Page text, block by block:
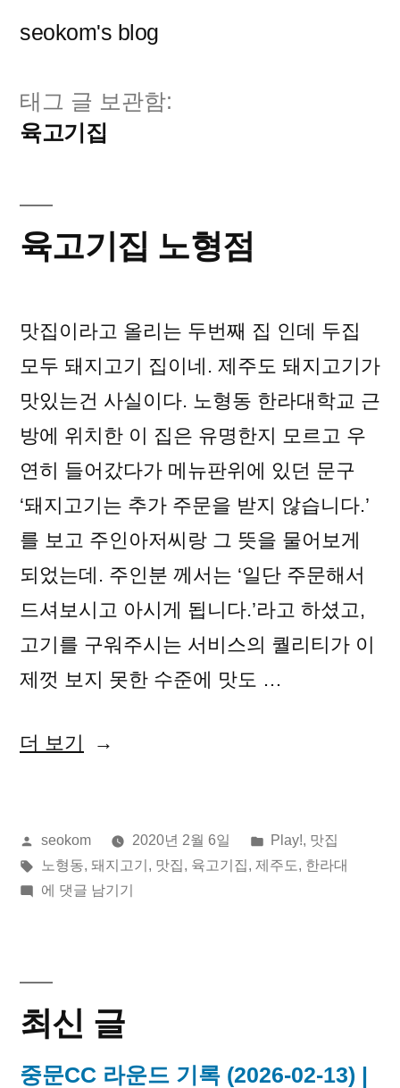
seokom's blog
태그 글 보관함:
육고기집
육고기집 노형점
맛집이라고 올리는 두번째 집 인데 두집
모두 돼지고기 집이네. 제주도 돼지고기가
맛있는건 사실이다. 노형동 한라대학교 근
방에 위치한 이 집은 유명한지 모르고 우
연히 들어갔다가 메뉴판위에 있던 문구
‘돼지고기는 추가 주문을 받지 않습니다.’
를 보고 주인아저씨랑 그 뜻을 물어보게
되었는데. 주인분 께서는 ‘일단 주문해서
드셔보시고 아시게 됩니다.’라고 하셨고,
고기를 구워주시는 서비스의 퀄리티가 이
제껏 보지 못한 수준에 맛도 …
더 보기 “육
집
노
올
린
이:
seokom 2020년 2월 6일
게
시
Play!, 맛집
태
그:
노형동, 돼지고기 , 맛집, 육고기집, 제주도, 한라대
육
형
점
에 댓글 남기기
최신 글
중문CC 라운드 기록 (2026-02-13) |